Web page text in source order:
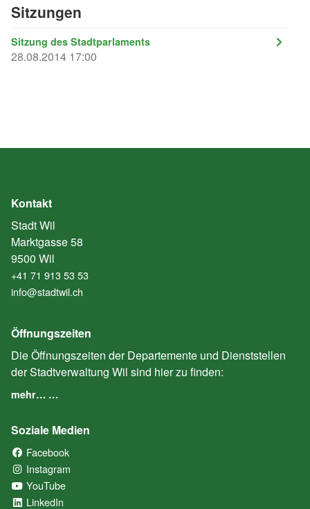
Sitzungen
Sitzung des Stadtparlaments
28.08.2014 17:00
Kontakt
Stadt Wil
Marktgasse 58
9500 Wil
+41 71 913 53 53
info@stadtwil.ch
Öffnungszeiten
Die Öffnungszeiten der Departemente und Dienststellen
der Stadtverwaltung Wil sind hier zu finden:
mehr… …
Soziale Medien
Facebook
Instagram
YouTube
LinkedIn